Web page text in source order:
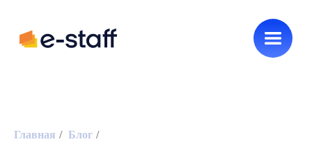
Главная / Блог /